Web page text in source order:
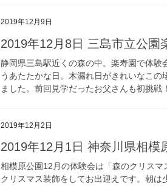
2019年12月9日
2019年12月8日 三島市立公園
静岡県三島駅近くの森の中。楽寿園で体験
うあたたかな日。木漏れ日がきれいなこ
ました。前回見学だったお父さんも初挑
2019年12月2日
2019年12月1日 神奈川県相模
相模原公園12月の体験会は「森のクリス
クリスマス装飾をしてお出迎えです。朝